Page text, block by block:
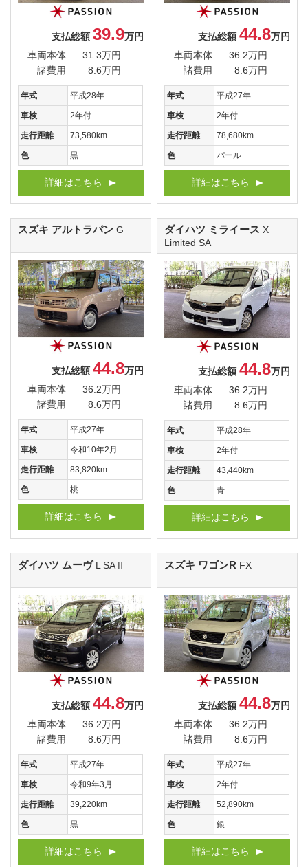
支払総額 39.9万円
車両本体
31.3万円
諸費用
8.6万円
年式 平成28年
車検 2年付
走行距離 73,580km
色 黒
詳細はこちら
支払総額 44.8万円
車両本体
36.2万円
諸費用
8.6万円
年式 平成27年
車検 2年付
走行距離 78,680km
色 パール
詳細はこちら
スズキ アルトラパンG
支払総額 44.8万円
車両本体
36.2万円
諸費用
8.6万円
年式 平成27年
車検 令和10年2月
走行距離 83,820km
色 桃
詳細はこちら
ダイハツ ミライース X
Limited SA
支払総額 44.8万円
車両本体
36.2万円
諸費用
8.6万円
年式 平成28年
車検 2年付
走行距離 43,440km
色 青
詳細はこちら
ダイハツ ムーヴ L SAⅡ
支払総額 44.8万円
車両本体
36.2万円
諸費用
8.6万円
年式 平成27年
車検 令和9年3月
走行距離 39,220km
色 黒
詳細はこちら
スズキ ワゴンR FX
支払総額 44.8万円
車両本体
36.2万円
諸費用
8.6万円
年式 平成27年
車検 2年付
走行距離 52,890km
色 銀
詳細はこちら